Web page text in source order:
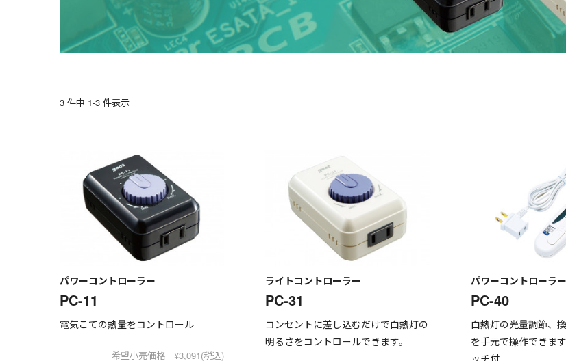
3 件中 1-3 件表示
パワーコントローラー
PC-11
電気こての熱量をコントロール
希望小売価格 ¥3,091(税込)
ライトコントローラー
PC-31
コンセントに差し込むだけで白熱灯の
明るさをコントロールできます。
パワーコントローラ
PC-40
白熱灯の光量調節、
を手元で操作できま